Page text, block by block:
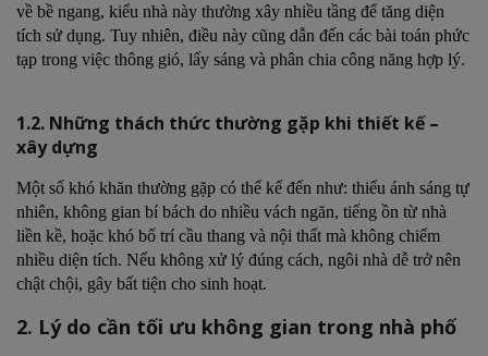
8.1. Kinh nghiệm trong thiết kế và thi công nhà phố
hẹp
8.2. Các dự án nhà phố tiêu biểu của Đức Tín
về bề ngang, kiểu nhà này thường xây nhiều tầng để tăng diện
tích sử dụng. Tuy nhiên, điều này cũng dẫn đến các bài toán phức
tạp trong việc thông gió, lấy sáng và phân chia công năng hợp lý.
1.2. Những thách thức thường gặp khi thiết kế –
xây dựng
Một số khó khăn thường gặp có thể kể đến như: thiếu ánh sáng tự
nhiên, không gian bí bách do nhiều vách ngăn, tiếng ồn từ nhà
liền kề, hoặc khó bố trí cầu thang và nội thất mà không chiếm
nhiều diện tích. Nếu không xử lý đúng cách, ngôi nhà dễ trở nên
chật chội, gây bất tiện cho sinh hoạt.
2. Lý do cần tối ưu không gian trong nhà phố